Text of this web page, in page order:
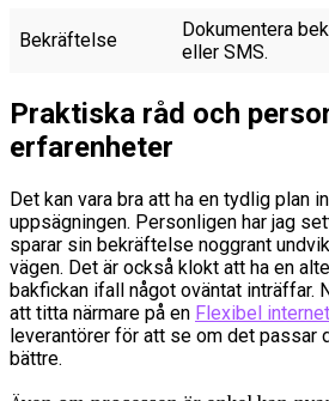
Bekräftelse
Dokumentera
eller SMS.
Praktiska råd och
erfarenheter
Det kan vara bra att ha en tydlig plan
uppsägningen. Personligen har jag
sparar sin bekräftelse noggrant
vägen. Det är också klokt att ha en
bakfickan ifall något oväntat inträffar.
att titta närmare på en Flexibel
leverantörer för att se om det passar
bättre.